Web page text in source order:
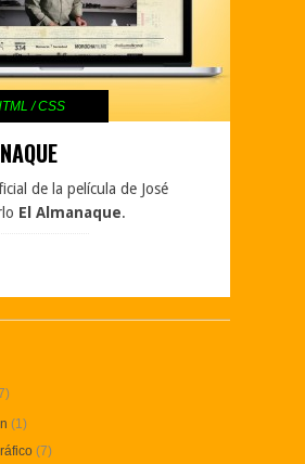
/ CSS
de la película de José
El Almanaque.
(1)
(7)